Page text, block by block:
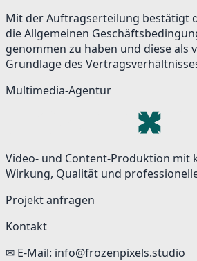
Mit der Auftragserteilung bestätigt
die Allgemeinen
genommen zu haben und diese als
Grundlage des
Multimedia-Agentur
Video- und Content-Produktion mit
Wirkung, Qualität und
Projekt anfragen
Kontakt
✉ E-Mail: info@frozenpixels.studio